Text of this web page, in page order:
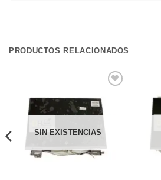
PRODUCTOS RELACIONADOS
Despues
SIN EXISTENCIAS